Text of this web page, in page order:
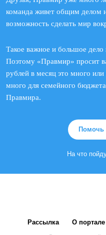
команда живет общим делом
возможность сделать мир
Такое важное и большое дело
Поэтому «Правмир» просит
рублей в месяц это много
много для семейного
Правмира.
Помочь
На что
Рассылка О портале